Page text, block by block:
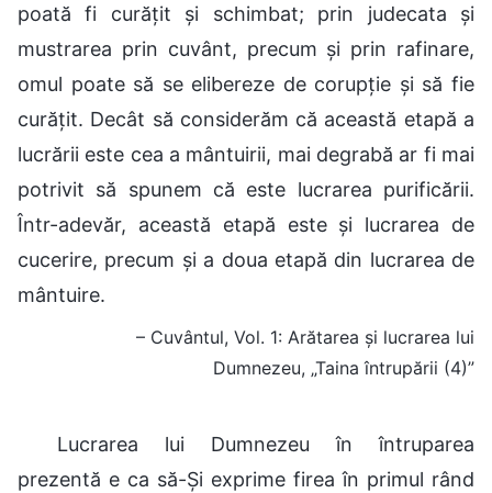
poată fi curățit și schimbat; prin judecata și
mustrarea prin cuvânt, precum și prin rafinare,
omul poate să se elibereze de corupție și să fie
curățit. Decât să considerăm că această etapă a
lucrării este cea a mântuirii, mai degrabă ar fi mai
potrivit să spunem că este lucrarea purificării.
Într-adevăr, această etapă este și lucrarea de
cucerire, precum și a doua etapă din lucrarea de
mântuire.
– Cuvântul, Vol. 1: Arătarea și lucrarea lui
Dumnezeu, „Taina întrupării (4)”
Lucrarea lui Dumnezeu în întruparea
prezentă e ca să-Și exprime firea în primul rând